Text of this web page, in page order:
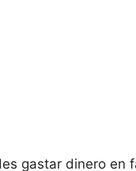
gastar dinero en